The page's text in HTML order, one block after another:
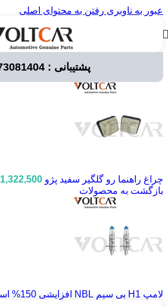
عبور به ناوبری رفتن به محتوای اصلی
پشتیبانی : 09373081404لوازم برقی خودرو
چراغ راهنما رو گلگیر سفید پژو 1,322,500
بازگشت به محصولات
لامپ H1 بی سیم NBL افزایشی 150% اسرام